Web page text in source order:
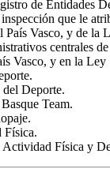
de Entidades
que le
País Vasco, y de la
centrales
Vasco, y en la
Deporte.
Team.
Física.
Física y